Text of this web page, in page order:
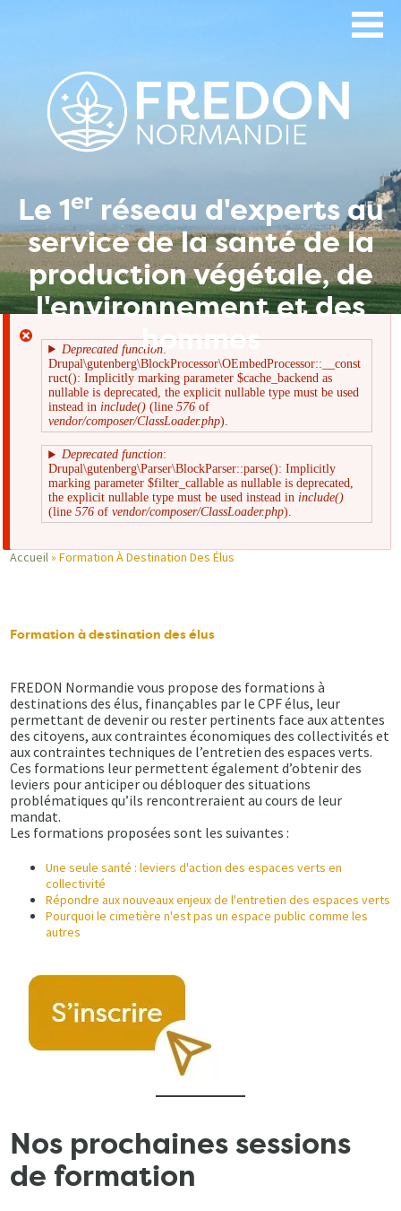
Le 1erréseau d'experts au
service de la santé de la
production végétale, de
l'environnement et des
hommes
Message
d'erreur
Deprecated function:
Drupal\gutenberg\BlockProcessor\OEmbedProcessor::__const
ruct(): Implicitly marking parameter $cache_backend as
nullable is deprecated, the explicit nullable type must be used
instead in include() (line576 of
vendor/composer/ClassLoader.php).
Deprecated function:
Drupal\gutenberg\Parser\BlockParser::parse(): Implicitly
marking parameter $filter_callable as nullable is deprecated,
the explicit nullable type must be used instead ininclude()
(line576 ofvendor/composer/ClassLoader.php).
d'Ariane
Accueil Formation À Destination Des Élus
Formation à destination des élus
FREDON Normandie vous propose des formations à
destinations des élus, finançables par le CPF élus, leur
permettant de devenir ou rester pertinents face aux attentes
des citoyens, aux contraintes économiques des collectivités et
aux contraintes techniques de l’entretien des espaces verts.
Ces formations leur permettent également d’obtenir des
leviers pour anticiper ou débloquer des situations
problématiques qu’ils rencontreraient au cours de leur
mandat.
Les formations proposées sont les suivantes :
Une seule santé : leviers d'action des espaces verts en
collectivité
Répondre aux nouveaux enjeux de l'entretien des espaces verts
Pourquoi le cimetière n'est pas un espace public comme les
autres
Nos prochaines sessions
de formation